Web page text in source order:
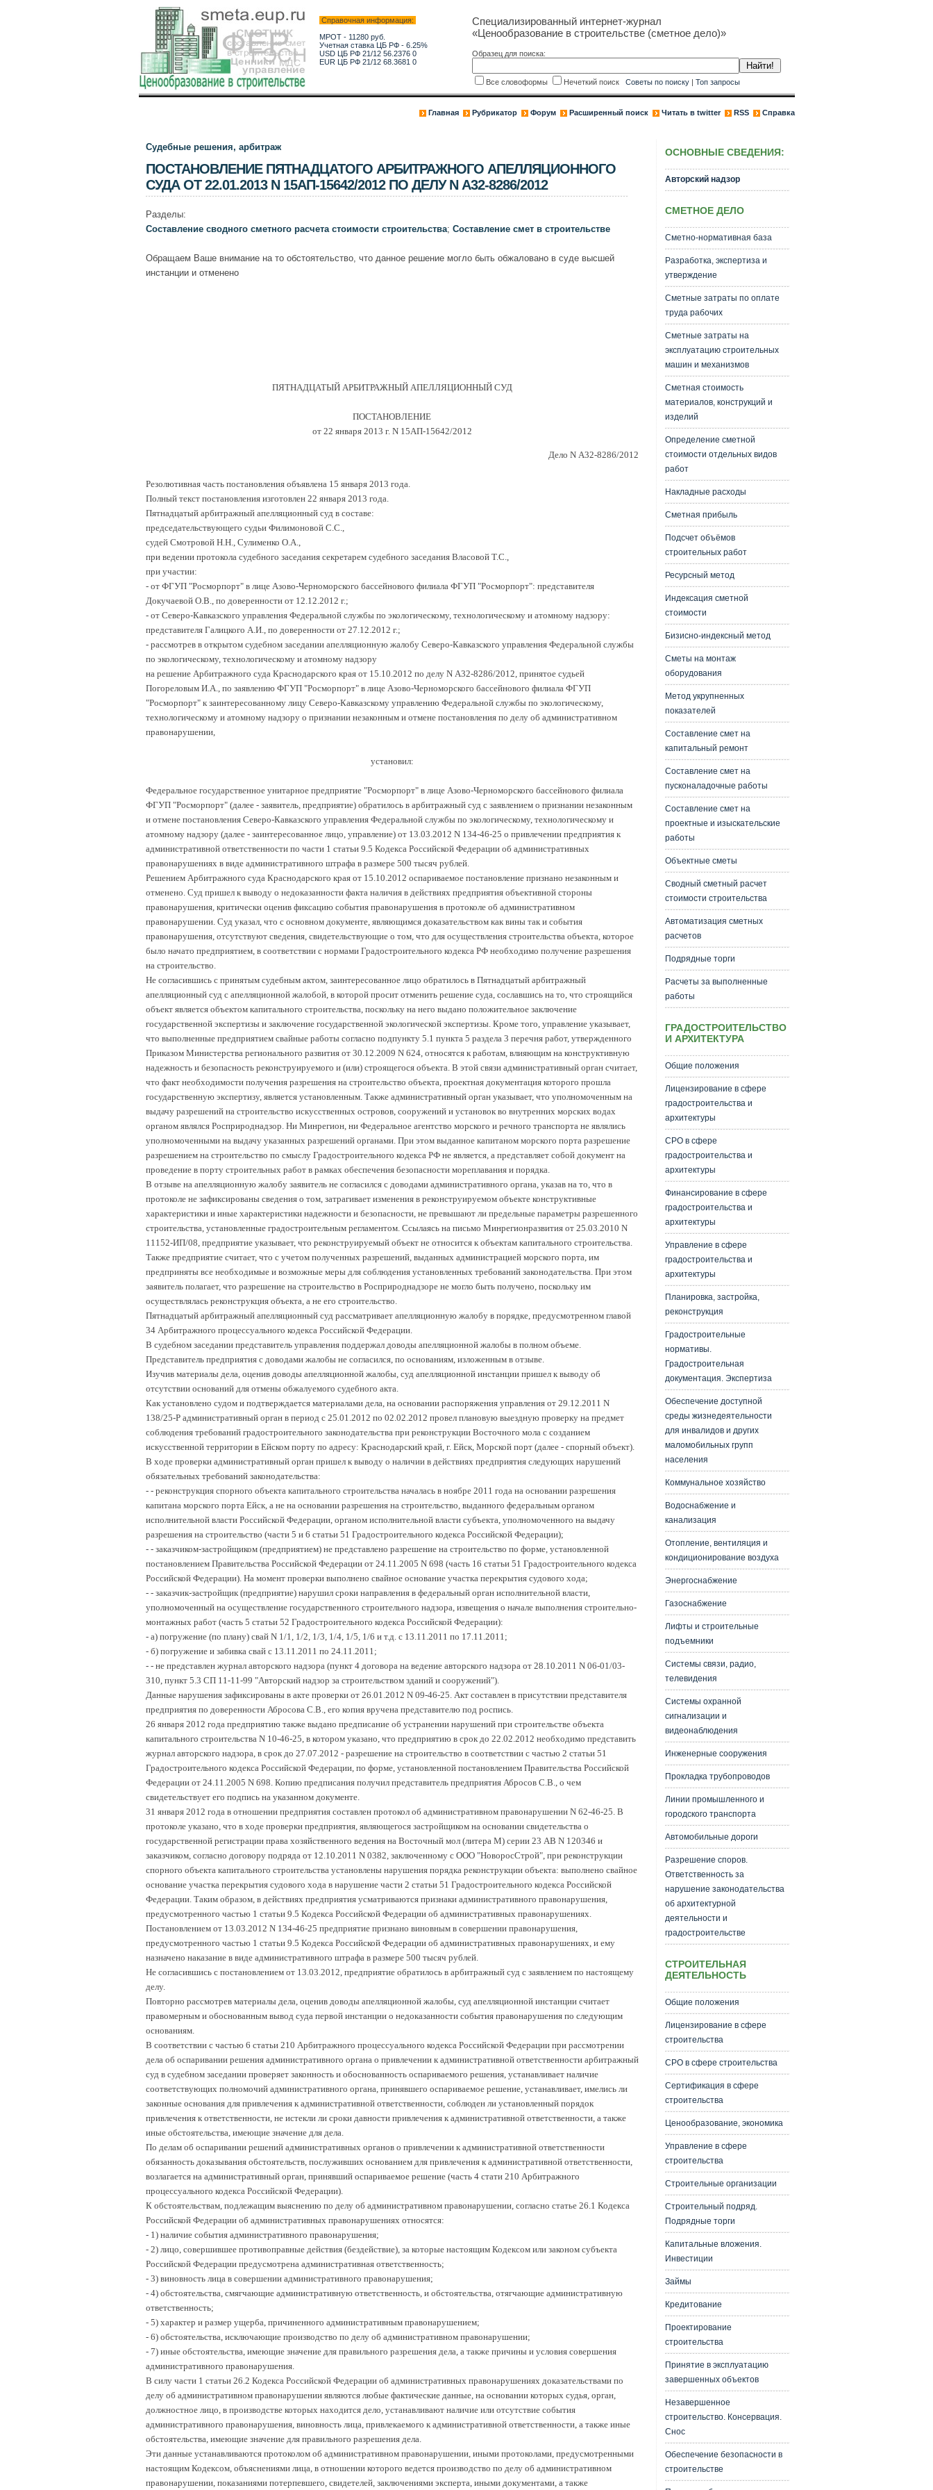
Справочная информация:
МРОТ - 11280 руб.
Учетная ставка ЦБ РФ - 6.25%
USD ЦБ РФ 21/12 56.2376 0
EUR ЦБ РФ 21/12 68.3681 0
Специализированный интернет-журнал
«Ценообразование в строительстве (сметное дело)»
Образец для поиска:
Все словоформы Нечеткий поиск Советы по поиску| Топ запросы
Главная Рубрикатор Форум Расширенный поиск Читать в twitter RSS Справка
Судебные решения, арбитраж
ПОСТАНОВЛЕНИЕ ПЯТНАДЦАТОГО АРБИТРАЖНОГО АПЕЛЛЯЦИОННОГО
СУДА ОТ 22.01.2013 N 15АП-15642/2012 ПО ДЕЛУ N А32-8286/2012
Разделы:
Составление сводного сметного расчета стоимости строительства; Составление смет в строительстве
Обращаем Ваше внимание на то обстоятельство, что данное решение могло быть обжаловано в суде высшей
инстанции и отменено
ПЯТНАДЦАТЫЙ АРБИТРАЖНЫЙ АПЕЛЛЯЦИОННЫЙ СУД
ПОСТАНОВЛЕНИЕ
от 22 января 2013 г. N 15АП-15642/2012
Дело N А32-8286/2012
Резолютивная часть постановления объявлена 15 января 2013 года.
Полный текст постановления изготовлен 22 января 2013 года.
Пятнадцатый арбитражный апелляционный суд в составе:
председательствующего судьи Филимоновой С.С.,
судей Смотровой Н.Н., Сулименко О.А.,
при ведении протокола судебного заседания секретарем судебного заседания Власовой Т.С.,
при участии:
- от ФГУП "Росморпорт" в лице Азово-Черноморского бассейнового филиала ФГУП "Росморпорт": представителя
Докучаевой О.В., по доверенности от 12.12.2012 г.;
- от Северо-Кавказского управления Федеральной службы по экологическому, технологическому и атомному надзору:
представителя Галицкого А.И., по доверенности от 27.12.2012 г.;
- рассмотрев в открытом судебном заседании апелляционную жалобу Северо-Кавказского управления Федеральной службы
по экологическому, технологическому и атомному надзору
на решение Арбитражного суда Краснодарского края от 15.10.2012 по делу N А32-8286/2012, принятое судьей
Погореловым И.А., по заявлению ФГУП "Росморпорт" в лице Азово-Черноморского бассейнового филиала ФГУП
"Росморпорт" к заинтересованному лицу Северо-Кавказскому управлению Федеральной службы по экологическому,
технологическому и атомному надзору о признании незаконным и отмене постановления по делу об административном
правонарушении,
установил:
Федеральное государственное унитарное предприятие "Росморпорт" в лице Азово-Черноморского бассейнового филиала
ФГУП "Росморпорт" (далее - заявитель, предприятие) обратилось в арбитражный суд с заявлением о признании незаконным
и отмене постановления Северо-Кавказского управления Федеральной службы по экологическому, технологическому и
атомному надзору (далее - заинтересованное лицо, управление) от 13.03.2012 N 134-46-25 о привлечении предприятия к
административной ответственности по части 1 статьи 9.5 Кодекса Российской Федерации об административных
правонарушениях в виде административного штрафа в размере 500 тысяч рублей.
Решением Арбитражного суда Краснодарского края от 15.10.2012 оспариваемое постановление признано незаконным и
отменено. Суд пришел к выводу о недоказанности факта наличия в действиях предприятия объективной стороны
правонарушения, критически оценив фиксацию события правонарушения в протоколе об административном
правонарушении. Суд указал, что с основном документе, являющимся доказательством как вины так и события
правонарушения, отсутствуют сведения, свидетельствующие о том, что для осуществления строительства объекта, которое
было начато предприятием, в соответствии с нормами Градостроительного кодекса РФ необходимо получение разрешения
на строительство.
Не согласившись с принятым судебным актом, заинтересованное лицо обратилось в Пятнадцатый арбитражный
апелляционный суд с апелляционной жалобой, в которой просит отменить решение суда, сославшись на то, что строящийся
объект является объектом капитального строительства, поскольку на него выдано положительное заключение
государственной экспертизы и заключение государственной экологической экспертизы. Кроме того, управление указывает,
что выполненные предприятием свайные работы согласно подпункту 5.1 пункта 5 раздела 3 перечня работ, утвержденного
Приказом Министерства регионального развития от 30.12.2009 N 624, относятся к работам, влияющим на конструктивную
надежность и безопасность реконструируемого и (или) строящегося объекта. В этой связи административный орган считает,
что факт необходимости получения разрешения на строительство объекта, проектная документация которого прошла
государственную экспертизу, является установленным. Также административный орган указывает, что уполномоченным на
выдачу разрешений на строительство искусственных островов, сооружений и установок во внутренних морских водах
органом являлся Росприроднадзор. Ни Минрегион, ни Федеральное агентство морского и речного транспорта не являлись
уполномоченными на выдачу указанных разрешений органами. При этом выданное капитаном морского порта разрешение
разрешением на строительство по смыслу Градостроительного кодекса РФ не является, а представляет собой документ на
проведение в порту строительных работ в рамках обеспечения безопасности мореплавания и порядка.
В отзыве на апелляционную жалобу заявитель не согласился с доводами административного органа, указав на то, что в
протоколе не зафиксированы сведения о том, затрагивает изменения в реконструируемом объекте конструктивные
характеристики и иные характеристики надежности и безопасности, не превышают ли предельные параметры разрешенного
строительства, установленные градостроительным регламентом. Ссылаясь на письмо Минрегионразвития от 25.03.2010 N
11152-ИП/08, предприятие указывает, что реконструируемый объект не относится к объектам капитального строительства.
Также предприятие считает, что с учетом полученных разрешений, выданных администрацией морского порта, им
предприняты все необходимые и возможные меры для соблюдения установленных требований законодательства. При этом
заявитель полагает, что разрешение на строительство в Росприроднадзоре не могло быть получено, поскольку им
осуществлялась реконструкция объекта, а не его строительство.
Пятнадцатый арбитражный апелляционный суд рассматривает апелляционную жалобу в порядке, предусмотренном главой
34 Арбитражного процессуального кодекса Российской Федерации.
В судебном заседании представитель управления поддержал доводы апелляционной жалобы в полном объеме.
Представитель предприятия с доводами жалобы не согласился, по основаниям, изложенным в отзыве.
Изучив материалы дела, оценив доводы апелляционной жалобы, суд апелляционной инстанции пришел к выводу об
отсутствии оснований для отмены обжалуемого судебного акта.
Как установлено судом и подтверждается материалами дела, на основании распоряжения управления от 29.12.2011 N
138/25-Р административный орган в период с 25.01.2012 по 02.02.2012 провел плановую выездную проверку на предмет
соблюдения требований градостроительного законодательства при реконструкции Восточного мола с созданием
искусственной территории в Ейском порту по адресу: Краснодарский край, г. Ейск, Морской порт (далее - спорный объект).
В ходе проверки административный орган пришел к выводу о наличии в действиях предприятия следующих нарушений
обязательных требований законодательства:
- - реконструкция спорного объекта капитального строительства началась в ноябре 2011 года на основании разрешения
капитана морского порта Ейск, а не на основании разрешения на строительство, выданного федеральным органом
исполнительной власти Российской Федерации, органом исполнительной власти субъекта, уполномоченного на выдачу
разрешения на строительство (части 5 и 6 статьи 51 Градостроительного кодекса Российской Федерации);
- - заказчиком-застройщиком (предприятием) не представлено разрешение на строительство по форме, установленной
постановлением Правительства Российской Федерации от 24.11.2005 N 698 (часть 16 статьи 51 Градостроительного кодекса
Российской Федерации). На момент проверки выполнено свайное основание участка перекрытия судового хода;
- - заказчик-застройщик (предприятие) нарушил сроки направления в федеральный орган исполнительной власти,
уполномоченный на осуществление государственного строительного надзора, извещения о начале выполнения строительно-
монтажных работ (часть 5 статьи 52 Градостроительного кодекса Российской Федерации):
- а) погружение (по плану) свай N 1/1, 1/2, 1/3, 1/4, 1/5, 1/6 и т.д. с 13.11.2011 по 17.11.2011;
- б) погружение и забивка свай с 13.11.2011 по 24.11.2011;
- - не представлен журнал авторского надзора (пункт 4 договора на ведение авторского надзора от 28.10.2011 N 06-01/03-
310, пункт 5.3 СП 11-11-99 "Авторский надзор за строительством зданий и сооружений").
Данные нарушения зафиксированы в акте проверки от 26.01.2012 N 09-46-25. Акт составлен в присутствии представителя
предприятия по доверенности Абросова С.В., его копия вручена представителю под роспись.
26 января 2012 года предприятию также выдано предписание об устранении нарушений при строительстве объекта
капитального строительства N 10-46-25, в котором указано, что предприятию в срок до 22.02.2012 необходимо представить
журнал авторского надзора, в срок до 27.07.2012 - разрешение на строительство в соответствии с частью 2 статьи 51
Градостроительного кодекса Российской Федерации, по форме, установленной постановлением Правительства Российской
Федерации от 24.11.2005 N 698. Копию предписания получил представитель предприятия Абросов С.В., о чем
свидетельствует его подпись на указанном документе.
31 января 2012 года в отношении предприятия составлен протокол об административном правонарушении N 62-46-25. В
протоколе указано, что в ходе проверки предприятия, являющегося застройщиком на основании свидетельства о
государственной регистрации права хозяйственного ведения на Восточный мол (литера М) серии 23 АВ N 120346 и
заказчиком, согласно договору подряда от 12.10.2011 N 0382, заключенному с ООО "НоворосСтрой", при реконструкции
спорного объекта капитального строительства установлены нарушения порядка реконструкции объекта: выполнено свайное
основание участка перекрытия судового хода в нарушение части 2 статьи 51 Градостроительного кодекса Российской
Федерации. Таким образом, в действиях предприятия усматриваются признаки административного правонарушения,
предусмотренного частью 1 статьи 9.5 Кодекса Российской Федерации об административных правонарушениях.
Постановлением от 13.03.2012 N 134-46-25 предприятие признано виновным в совершении правонарушения,
предусмотренного частью 1 статьи 9.5 Кодекса Российской Федерации об административных правонарушениях, и ему
назначено наказание в виде административного штрафа в размере 500 тысяч рублей.
Не согласившись с постановлением от 13.03.2012, предприятие обратилось в арбитражный суд с заявлением по настоящему
делу.
Повторно рассмотрев материалы дела, оценив доводы апелляционной жалобы, суд апелляционной инстанции считает
правомерным и обоснованным вывод суда первой инстанции о недоказанности события правонарушения по следующим
основаниям.
В соответствии с частью 6 статьи 210 Арбитражного процессуального кодекса Российской Федерации при рассмотрении
дела об оспаривании решения административного органа о привлечении к административной ответственности арбитражный
суд в судебном заседании проверяет законность и обоснованность оспариваемого решения, устанавливает наличие
соответствующих полномочий административного органа, принявшего оспариваемое решение, устанавливает, имелись ли
законные основания для привлечения к административной ответственности, соблюден ли установленный порядок
привлечения к ответственности, не истекли ли сроки давности привлечения к административной ответственности, а также
иные обстоятельства, имеющие значение для дела.
По делам об оспаривании решений административных органов о привлечении к административной ответственности
обязанность доказывания обстоятельств, послуживших основанием для привлечения к административной ответственности,
возлагается на административный орган, принявший оспариваемое решение (часть 4 стати 210 Арбитражного
процессуального кодекса Российской Федерации).
К обстоятельствам, подлежащим выяснению по делу об административном правонарушении, согласно статье 26.1 Кодекса
Российской Федерации об административных правонарушениях относятся:
- 1) наличие события административного правонарушения;
- 2) лицо, совершившее противоправные действия (бездействие), за которые настоящим Кодексом или законом субъекта
Российской Федерации предусмотрена административная ответственность;
- 3) виновность лица в совершении административного правонарушения;
- 4) обстоятельства, смягчающие административную ответственность, и обстоятельства, отягчающие административную
ответственность;
- 5) характер и размер ущерба, причиненного административным правонарушением;
- 6) обстоятельства, исключающие производство по делу об административном правонарушении;
- 7) иные обстоятельства, имеющие значение для правильного разрешения дела, а также причины и условия совершения
административного правонарушения.
В силу части 1 статьи 26.2 Кодекса Российской Федерации об административных правонарушениях доказательствами по
делу об административном правонарушении являются любые фактические данные, на основании которых судья, орган,
должностное лицо, в производстве которых находится дело, устанавливают наличие или отсутствие события
административного правонарушения, виновность лица, привлекаемого к административной ответственности, а также иные
обстоятельства, имеющие значение для правильного разрешения дела.
Эти данные устанавливаются протоколом об административном правонарушении, иными протоколами, предусмотренными
настоящим Кодексом, объяснениями лица, в отношении которого ведется производство по делу об административном
правонарушении, показаниями потерпевшего, свидетелей, заключениями эксперта, иными документами, а также
ОСНОВНЫЕ СВЕДЕНИЯ:
Авторский надзор
СМЕТНОЕ ДЕЛО
Сметно-нормативная база
Разработка, экспертиза и
утверждение
Сметные затраты по оплате
труда рабочих
Сметные затраты на
эксплуатацию строительных
машин и механизмов
Сметная стоимость
материалов, конструкций и
изделий
Определение сметной
стоимости отдельных видов
работ
Накладные расходы
Сметная прибыль
Подсчет объёмов
строительных работ
Ресурсный метод
Индексация сметной
стоимости
Бизисно-индексный метод
Сметы на монтаж
оборудования
Метод укрупненных
показателей
Составление смет на
капитальный ремонт
Составление смет на
пусконаладочные работы
Составление смет на
проектные и изыскательские
работы
Объектные сметы
Сводный сметный расчет
стоимости строительства
Автоматизация сметных
расчетов
Подрядные торги
Расчеты за выполненные
работы
ГРАДОСТРОИТЕЛЬСТВО
И АРХИТЕКТУРА
Общие положения
Лицензирование в сфере
градостроительства и
архитектуры
СРО в сфере
градостроительства и
архитектуры
Финансирование в сфере
градостроительства и
архитектуры
Управление в сфере
градостроительства и
архитектуры
Планировка, застройка,
реконструкция
Градостроительные
нормативы.
Градостроительная
документация. Экспертиза
Обеспечение доступной
среды жизнедеятельности
для инвалидов и других
маломобильных групп
населения
Коммунальное хозяйство
Водоснабжение и
канализация
Отопление, вентиляция и
кондиционирование воздуха
Энергоснабжение
Газоснабжение
Лифты и строительные
подъемники
Системы связи, радио,
телевидения
Системы охранной
сигнализации и
видеонаблюдения
Инженерные сооружения
Прокладка трубопроводов
Линии промышленного и
городского транспорта
Автомобильные дороги
Разрешение споров.
Ответственность за
нарушение законодательства
об архитектурной
деятельности и
градостроительстве
СТРОИТЕЛЬНАЯ
ДЕЯТЕЛЬНОСТЬ
Общие положения
Лицензирование в сфере
строительства
СРО в сфере строительства
Сертификация в сфере
строительства
Ценообразование, экономика
Управление в сфере
строительства
Строительные организации
Строительный подряд.
Подрядные торги
Капитальные вложения.
Инвестиции
Займы
Кредитование
Проектирование
строительства
Принятие в эксплуатацию
завершенных объектов
Незавершенное
строительство. Консервация.
Снос
Обеспечение безопасности в
строительстве